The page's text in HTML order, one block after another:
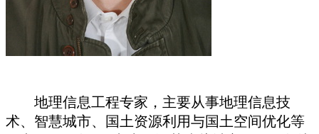
地理信息工程专家，主要从事地理信息技
术、智慧城市、国土资源利用与国土空间优化等